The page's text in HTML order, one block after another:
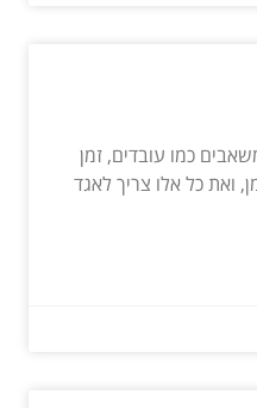
כמו עובדים, זמן
ואת כל אלו צריך לאגד